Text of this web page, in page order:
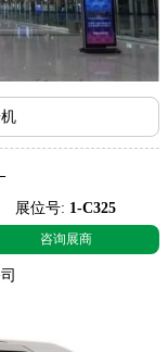
展位号: 1-C325
咨询展商